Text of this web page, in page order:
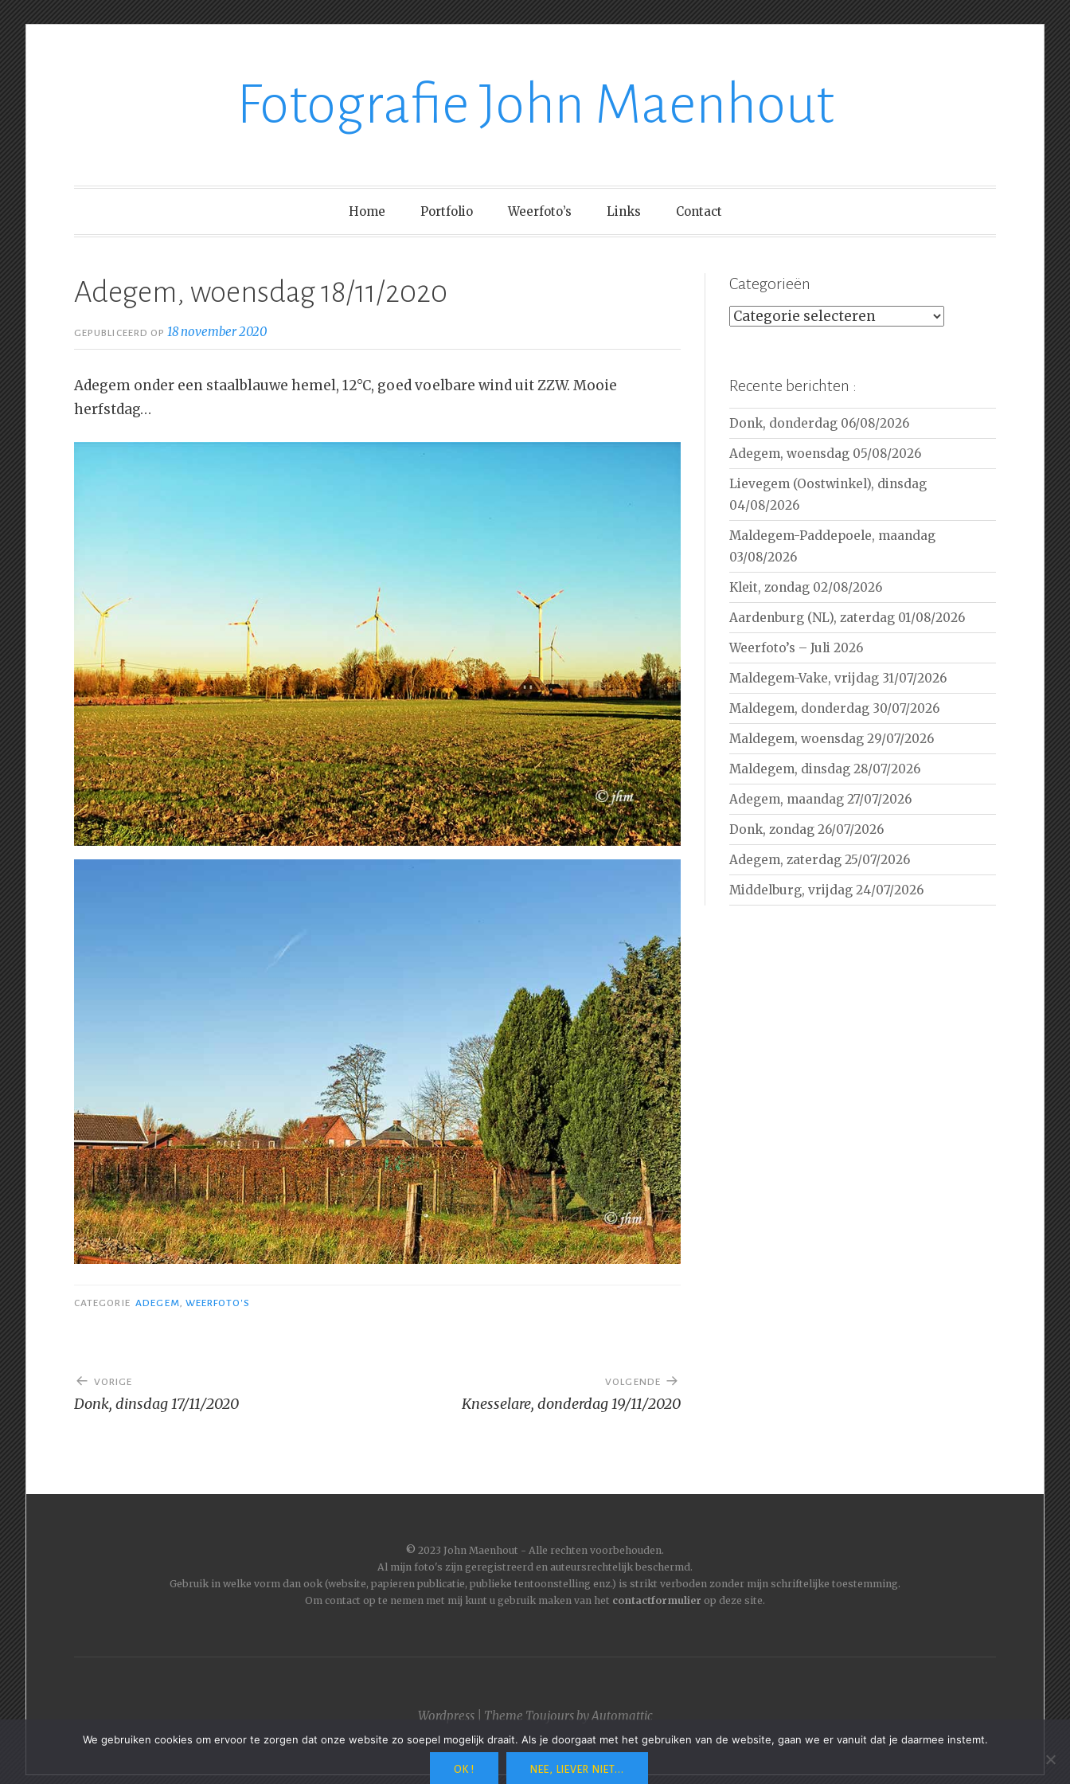
Fotografie John Maenhout
Home Portfolio Weerfoto’s Links Contact
Adegem, woensdag 18/11/2020
GEPUBLICEERD OP18 november 2020
Adegem onder een staalblauwe hemel, 12°C, goed voelbare wind uit ZZW. Mooie
herfstdag…
CATEGORIE ADEGEM, WEERFOTO'S
Bericht
navigatie
VORIGE
Donk, dinsdag 17/11/2020
VOLGENDE
Knesselare, donderdag 19/11/2020
Categorieën
Categorieën
Recente berichten :
Donk, donderdag 06/08/2026
Adegem, woensdag 05/08/2026
Lievegem (Oostwinkel), dinsdag
04/08/2026
Maldegem-Paddepoele, maandag
03/08/2026
Kleit, zondag 02/08/2026
Aardenburg (NL), zaterdag 01/08/2026
Weerfoto’s – Juli 2026
Maldegem-Vake, vrijdag 31/07/2026
Maldegem, donderdag 30/07/2026
Maldegem, woensdag 29/07/2026
Maldegem, dinsdag 28/07/2026
Adegem, maandag 27/07/2026
Donk, zondag 26/07/2026
Adegem, zaterdag 25/07/2026
Middelburg, vrijdag 24/07/2026
© 2023 John Maenhout - Alle rechten voorbehouden.
Al mijn foto's zijn geregistreerd en auteursrechtelijk beschermd.
Gebruik in welke vorm dan ook (website, papieren publicatie, publieke tentoonstelling enz.) is strikt verboden zonder mijn schriftelijke toestemming.
Om contact op te nemen met mij kunt u gebruik maken van het contactformulier op deze site.
Wordpress| Theme ToujoursbyAutomattic
We gebruiken cookies om ervoor te zorgen dat onze website zo soepel mogelijk draait. Als je doorgaat met het gebruiken van de website, gaan we er vanuit dat je daarmee instemt.
OK ! NEE, LIEVER NIET...